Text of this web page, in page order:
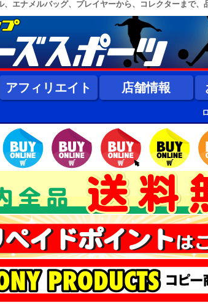
エナメルバッグ、プレイヤーから、コレクターまで
アフィリエイト 店舗情報